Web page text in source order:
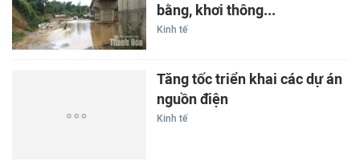
bằng, khơi thông...
Kinh tế
Tăng tốc triển khai các dự án
nguồn điện
Kinh tế